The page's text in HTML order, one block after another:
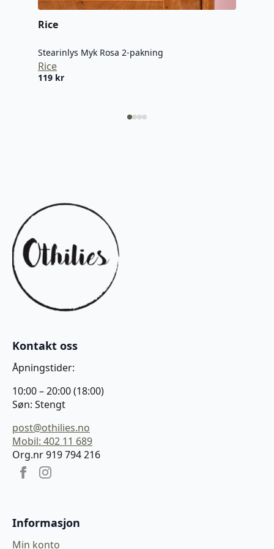
Rice
Stearinlys Myk Rosa 2-pakning
Rice
119 kr
Kontakt oss
Åpningstider:
10:00 – 20:00 (18:00)
Søn: Stengt
post@othilies.no
Mobil: 402 11 689
Org.nr 919 794 216
Informasjon
Min konto